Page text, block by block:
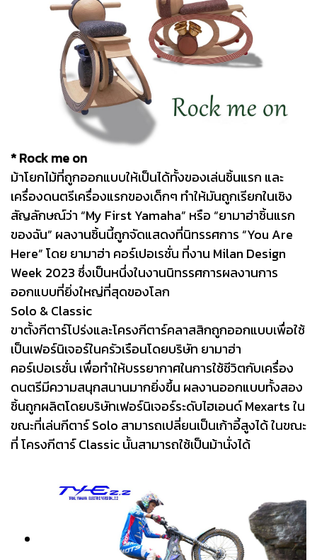
* Rock me on
ม้าโยกไม้ที่ถูกออกแบบให้เป็นได้ทั้งของเล่นชิ้นแรก และ
เครื่องดนตรีเครื่องแรกของเด็กๆ ทำให้มันถูกเรียกในเชิง
สัญลักษณ์ว่า “My First Yamaha” หรือ “ยามาฮ่าชิ้นแรก
ของฉัน” ผลงานชิ้นนี้ถูกจัดแสดงที่นิทรรศการ “You Are
Here” โดย ยามาฮ่า คอร์เปอเรชั่น ที่งาน Milan Design
Week 2023 ซึ่งเป็นหนึ่งในงานนิทรรศการผลงานการ
ออกแบบที่ยิ่งใหญ่ที่สุดของโลก
Solo & Classic
ขาตั้งกีตาร์โปร่งและโครงกีตาร์คลาสสิกถูกออกแบบเพื่อใช้
เป็นเฟอร์นิเจอร์ในครัวเรือนโดยบริษัท ยามาฮ่า
คอร์เปอเรชั่น เพื่อทำให้บรรยากาศในการใช้ชีวิตกับเครื่อง
ดนตรีมีความสนุกสนานมากยิ่งขึ้น ผลงานออกแบบทั้งสอง
ชิ้นถูกผลิตโดยบริษัทเฟอร์นิเจอร์ระดับไฮเอนด์ Mexarts ใน
ขณะที่เล่นกีตาร์ Solo สามารถเปลี่ยนเป็นเก้าอี้สูงได้ ในขณะ
ที่ โครงกีตาร์ Classic นั้นสามารถใช้เป็นม้านั่งได้